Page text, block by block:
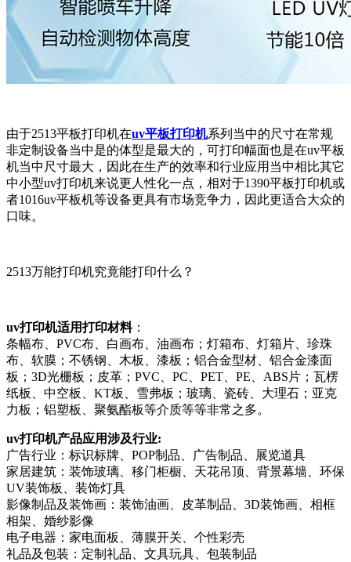
由于2513平板打印机在uv平板打印机系列当中的尺寸在常规
非定制设备当中是的体型是最大的，可打印幅面也是在uv平板
机当中尺寸最大，因此在生产的效率和行业应用当中相比其它
中小型uv打印机来说更人性化一点，相对于1390平板打印机或
者1016uv平板机等设备更具有市场竞争力，因此更适合大众的
口味。
2513万能打印机究竟能打印什么？
uv打印机适用打印材料：
条幅布、PVC布、白画布、油画布；灯箱布、灯箱片、珍珠
布、软膜；不锈钢、木板、漆板；铝合金型材、铝合金漆面
板；3D光栅板；皮革；PVC、PC、PET、PE、ABS片；瓦楞
纸板、中空板、KT板、雪弗板；玻璃、瓷砖、大理石；亚克
力板；铝塑板、聚氨酯板等介质等等非常之多。
uv打印机产品应用涉及行业:
广告行业：标识标牌、POP制品、广告制品、展览道具
家居建筑：装饰玻璃、移门柜橱、天花吊顶、背景幕墙、环保
UV装饰板、装饰灯具
影像制品及装饰画：装饰油画、皮革制品、3D装饰画、相框
相架、婚纱影像
电子电器：家电面板、薄膜开关、个性彩壳
礼品及包装：定制礼品、文具玩具、包装制品